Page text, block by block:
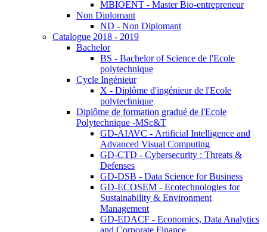
MBIOENT - Master Bio-entrepreneur
Non Diplomant
ND - Non Diplomant
Catalogue 2018 - 2019
Bachelor
BS - Bachelor of Science de l'Ecole
polytechnique
Cycle Ingénieur
X - Diplôme d'ingénieur de l'Ecole
polytechnique
Diplôme de formation gradué de l'Ecole
Polytechnique -MSc&T
GD-AIAVC - Artificial Intelligence and
Advanced Visual Computing
GD-CTD - Cybersecurity : Threats &
Defenses
GD-DSB - Data Science for Business
GD-ECOSEM - Ecotechnologies for
Sustainability & Environment
Management
GD-EDACF - Economics, Data Analytics
and Corporate Finance